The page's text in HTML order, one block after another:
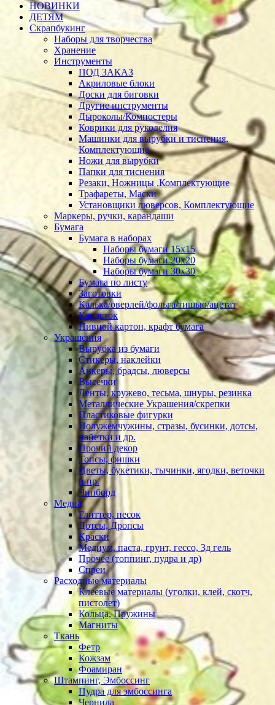
НОВИНКИ
ДЕТЯМ
Скрапбукинг
Наборы для творчества
Хранение
Инструменты
ПОД ЗАКАЗ
Акриловые блоки
Доски для биговки
Другие инструменты
Дыроколы/Компостеры
Коврики для рукоделия
Машинки для вырубки и тиснения,
Комплектующие
Ножи для вырубки
Папки для тиснения
Резаки, Ножницы ,Комплектующие
Трафареты, Маски
Установщики люверсов, Комплектующие
Маркеры, ручки, карандаши
Бумага
Бумага в наборах
Наборы бумаги 15х15
Наборы бумаги 20х20
Наборы бумаги 30х30
Бумага по листу
Заготовки
Калька/оверлей/фольга/тишью/ацетат
Кардсток
Пивной картон, крафт бумага
Украшения
Вырубка из бумаги
Стикеры, наклейки
Анкеры, брадсы, люверсы
Высечки
Ленты, кружево, тесьма, шнуры, резинка
Металлические Украшения/скрепки
Пластиковые фигурки
Полужемчужины, стразы, бусинки, дотсы,
пайетки и др.
Прочий декор
Топсы, фишки
Цветы, букетики, тычинки, ягодки, веточки
и пр.
Чипборд
Медиа
Глиттер, песок
Дотсы, Дропсы
Краски
Медиум, паста, грунт, гессо, 3д гель
Прочее (топпинг, пудра и др)
Спреи
Расходные материалы
Клеевые материалы (уголки, клей, скотч,
пистолет)
Кольца, Пружины
Магниты
Ткань
Фетр
Кожзам
Фоамиран
Штампинг, Эмбоссинг
Пудра для эмбоссинга
Чернила